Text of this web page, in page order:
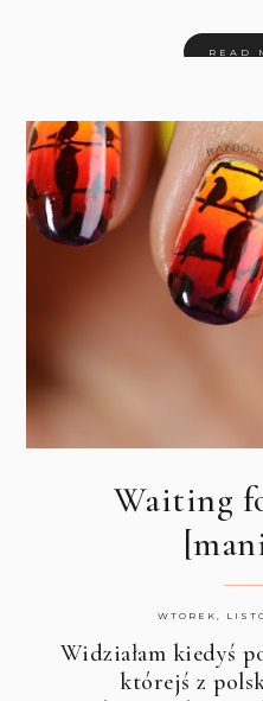
READ
Waiting
WTOREK,
Widziałam kiedyś
którejś z